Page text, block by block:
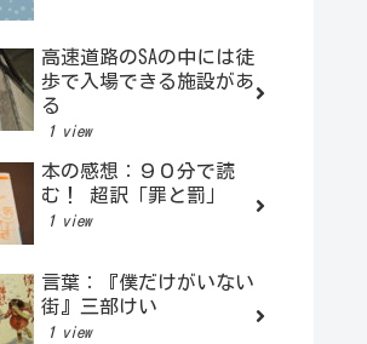
高速道路のSAの中には徒
歩で入場できる施設があ
る
1 view
本の感想：９０分で読
む！ 超訳「罪と罰」
1 view
言葉：『僕だけがいない
街』三部けい
1 view